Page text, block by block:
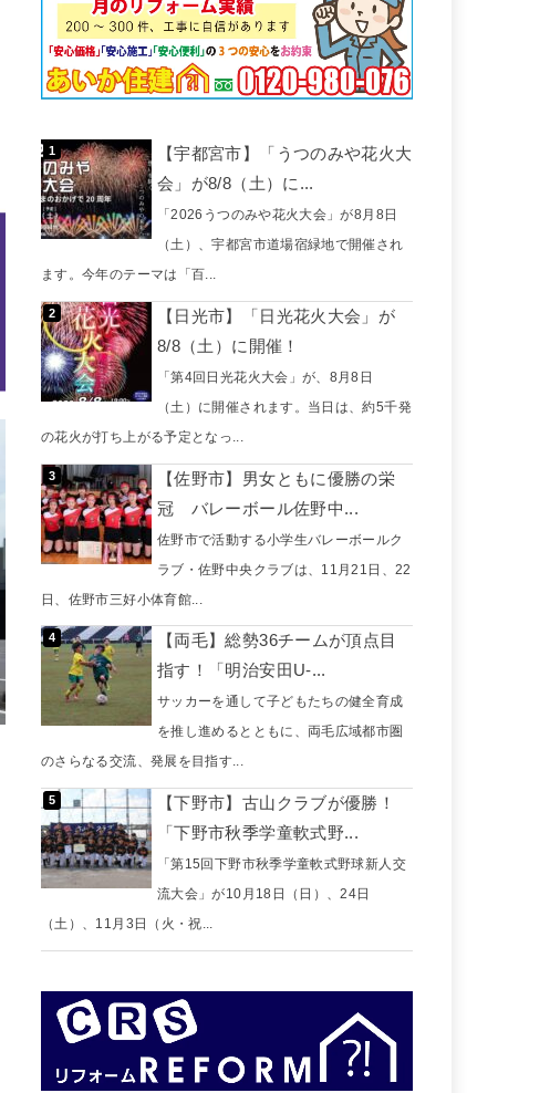
【宇都宮市】「うつのみや花火大
会」が8/8（土）に...
「2026うつのみや花火大会」が8月8日
（土）、宇都宮市道場宿緑地で開催され
ます。今年のテーマは「百...
【日光市】「日光花火大会」が
8/8（土）に開催！
「第4回日光花火大会」が、8月8日
（土）に開催されます。当日は、約5千発
の花火が打ち上がる予定となっ...
【佐野市】男女ともに優勝の栄
冠 バレーボール佐野中...
佐野市で活動する小学生バレーボールク
ラブ・佐野中央クラブは、11月21日、22
日、佐野市三好小体育館...
【両毛】総勢36チームが頂点目
指す！「明治安田U-...
サッカーを通して子どもたちの健全育成
を推し進めるとともに、両毛広域都市圏
のさらなる交流、発展を目指す...
【下野市】古山クラブが優勝！
「下野市秋季学童軟式野...
「第15回下野市秋季学童軟式野球新人交
流大会」が10月18日（日）、24日
（土）、11月3日（火・祝...